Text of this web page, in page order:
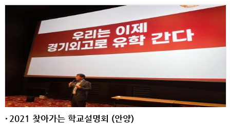
2021 찾아가는 학교설명회 (안양)